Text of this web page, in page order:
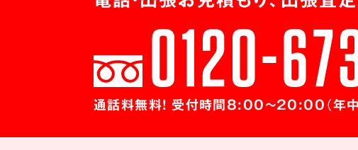
通話料無料! 受付時間8:00～20:00（年中